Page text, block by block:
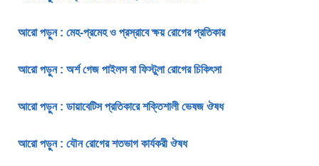
আরো পড়ুন : মেহ-প্রমেহ ও প্রস্রাবে ক্ষয় রোগের প্রতিকার
আরো পড়ুন : অর্শ গেজ পাইলস বা ফিস্টুলা রোগের চিকিৎসা
আরো পড়ুন : ডায়াবেটিস প্রতিকারে শক্তিশালী ভেষজ ঔষধ
আরো পড়ুন : যৌন রোগের শতভাগ কার্যকরী ঔষধ